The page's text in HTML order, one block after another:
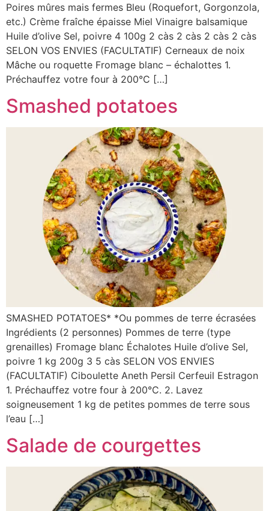
Poires mûres mais fermes Bleu (Roquefort, Gorgonzola,
etc.) Crème fraîche épaisse Miel Vinaigre balsamique
Huile d’olive Sel, poivre 4 100g 2 càs 2 càs 2 càs 2 càs
SELON VOS ENVIES (FACULTATIF) Cerneaux de noix
Mâche ou roquette Fromage blanc – échalottes 1.
Préchauffez votre four à 200°C […]
Smashed potatoes
SMASHED POTATOES* *Ou pommes de terre écrasées
Ingrédients (2 personnes) Pommes de terre (type
grenailles) Fromage blanc Échalotes Huile d’olive Sel,
poivre 1 kg 200g 3 5 càs SELON VOS ENVIES
(FACULTATIF) Ciboulette Aneth Persil Cerfeuil Estragon
1. Préchauffez votre four à 200°C. 2. Lavez
soigneusement 1 kg de petites pommes de terre sous
l’eau […]
Salade de courgettes